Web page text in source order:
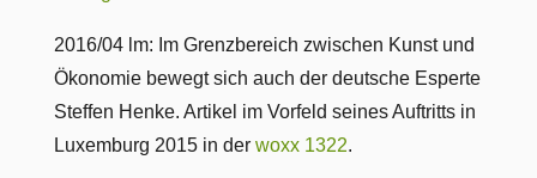
2016/04 lm: Im Grenzbereich zwischen Kunst und
Ökonomie bewegt sich auch der deutsche Esperte
Steffen Henke. Artikel im Vorfeld seines Auftritts in
Luxemburg 2015 in der woxx 1322.